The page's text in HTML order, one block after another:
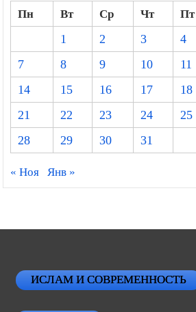
Пн Вт Ср Чт Пт
1
2 3 4
7
8 9 10 11
14
15 16 17 18
21
22 23 24 25
28
29 30 31
« Ноя Янв »
ИСЛАМ И СОВРЕМЕННОСТЬ